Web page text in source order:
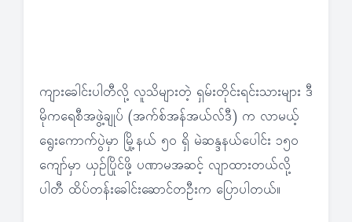
ကျားခေါင်းပါတီလို့ လူသိများတဲ့ ရှမ်းတိုင်းရင်းသားများ ဒီ
မိုကရေစီအဖွဲ့ချုပ် (အက်စ်အန်အယ်လ်ဒီ) က လာမယ့်
ရွေးကောက်ပွဲမှာ မြို့နယ် ၅၀ ရှိ မဲဆန္ဒနယ်ပေါင်း ၁၅၀
ကျော်မှာ ယှဉ်ပြိုင်ဖို့ ပဏာမအဆင့် လျာထားတယ်လို့
ပါတီ ထိပ်တန်းခေါင်းဆောင်တဦးက ပြောပါတယ်။